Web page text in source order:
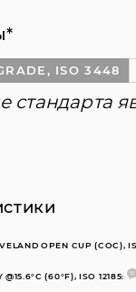
ISO 3448
стандарта
OPEN CUP (COC),
(60°F), ISO 12185: